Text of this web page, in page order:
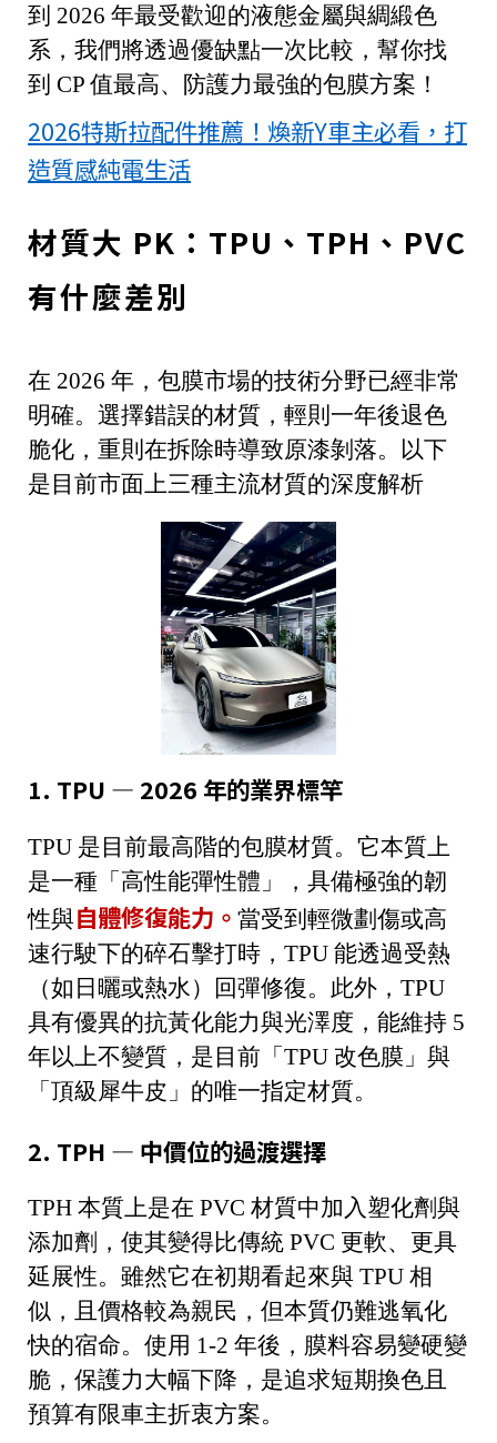
到 2026 年最受歡迎的液態金屬與綢緞色
系，我們將透過優缺點一次比較，幫你找
到 CP 值最高、防護力最強的包膜方案！
2026特斯拉配件推薦！煥新Y車主必看，打
造質感純電生活
材質大 PK：TPU、TPH、PVC
有什麼差別
在 2026 年，包膜市場的技術分野已經非常
明確。選擇錯誤的材質，輕則一年後退色
脆化，重則在拆除時導致原漆剝落。以下
是目前市面上三種主流材質的深度解析
1. TPU — 2026 年的業界標竿
TPU 是目前最高階的包膜材質。它本質上
是一種「高性能彈性體」，具備極強的韌
性與自體修復能力 。 當受到輕微劃傷或高
速行駛下的碎石擊打時，TPU 能透過受熱
（如日曬或熱水）回彈修復。此外，TPU
具有優異的抗黃化能力與光澤度，能維持 5
年以上不變質，是目前「TPU 改色膜」與
「頂級犀牛皮」的唯一指定材質。
2. TPH — 中價位的過渡選擇
TPH 本質上是在 PVC 材質中加入塑化劑與
添加劑，使其變得比傳統 PVC 更軟、更具
延展性。雖然它在初期看起來與 TPU 相
似，且價格較為親民，但本質仍難逃氧化
快的宿命。使用 1-2 年後，膜料容易變硬變
脆，保護力大幅下降，是追求短期換色且
預算有限車主折衷方案。